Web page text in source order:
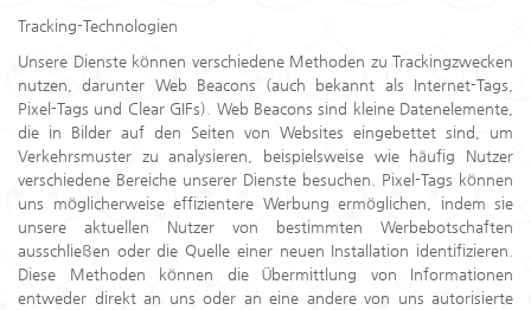
Tracking-Technologien
Unsere Dienste können verschiedene Methoden zu Trackingzwecken
nutzen, darunter Web Beacons (auch bekannt als Internet-Tags,
Pixel-Tags und Clear GIFs). Web Beacons sind kleine Datenelemente,
die in Bilder auf den Seiten von Websites eingebettet sind, um
Verkehrsmuster zu analysieren, beispielsweise wie häufig Nutzer
verschiedene Bereiche unserer Dienste besuchen. Pixel-Tags können
uns möglicherweise effizientere Werbung ermöglichen, indem sie
unsere aktuellen Nutzer von bestimmten Werbebotschaften
ausschließen oder die Quelle einer neuen Installation identifizieren.
Diese Methoden können die Übermittlung von Informationen
entweder direkt an uns oder an eine andere von uns autorisierte